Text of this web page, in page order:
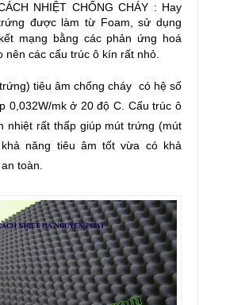
NHIỆT CHỐNG CHÁY : Hay
được làm từ Foam, sử dụng
mạng bằng các phản ứng hoá
nên các cấu trúc ô kín rất nhỏ.
tiêu âm chống cháy có hệ số
0,032W/mk ở 20 độ C. Cấu trúc ô
nhiệt rất thấp giúp mút trứng (mút
năng tiêu âm tốt vừa có khả
an toàn.